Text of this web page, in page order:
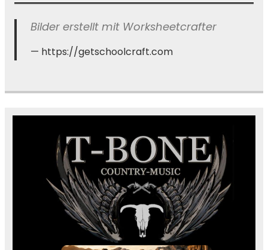
Bilder erstellt mit Worksheetcrafter
https://getschoolcraft.com